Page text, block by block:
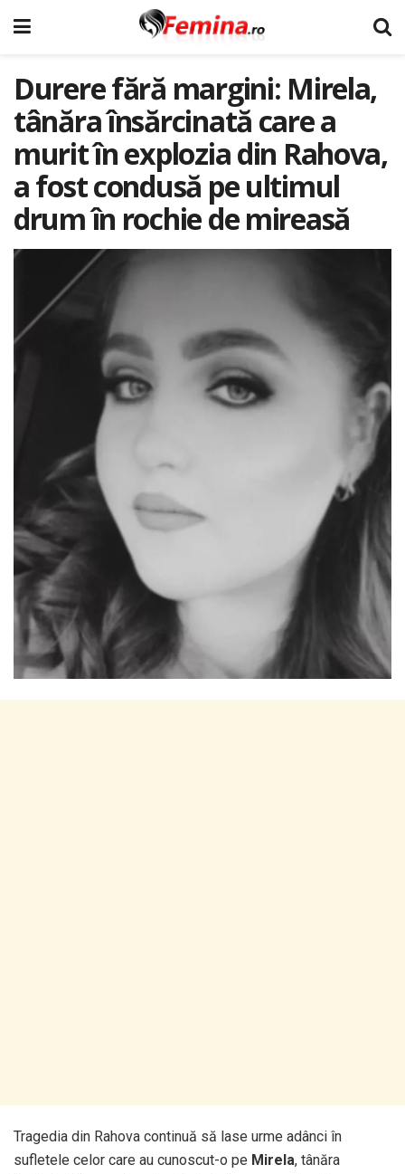
Durere fără margini: Mirela,
tânăra însărcinată care a
murit în explozia din Rahova,
a fost condusă pe ultimul
drum în rochie de mireasă
Tragedia din Rahova continuă să lase urme adânci în
sufletele celor care au cunoscut-o pe Mirela, tânăra